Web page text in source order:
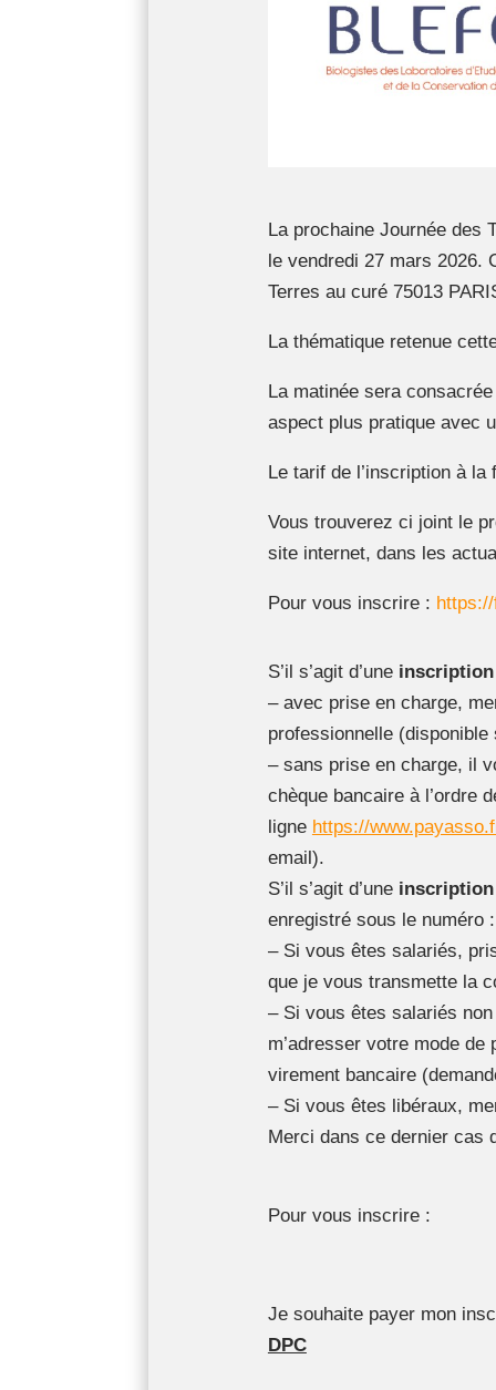
La prochaine Journée des
le vendredi 27 mars 2026.
Terres au curé 75013
La thématique retenue
La matinée sera
aspect plus pratique avec
Le tarif de l’inscription à
Vous trouverez ci joint le
site internet, dans les
Pour vous inscrire :
S’il s’agit d’uneinscription
– avec prise en charge,
professionnelle
– sans prise en charge, il
chèque bancaire à l’ordre
ligne https://
email).
S’il s’agit d’uneinscription
enregistré sous le numéro :
– Si vous êtes salariés,
que je vous transmette la
– Si vous êtes salariés
m’adresser votre mode de
virement bancaire
– Si vous êtes libéraux,
Merci dans ce dernier cas
Pour vous inscrire :
Je souhaite payer mon
DPC